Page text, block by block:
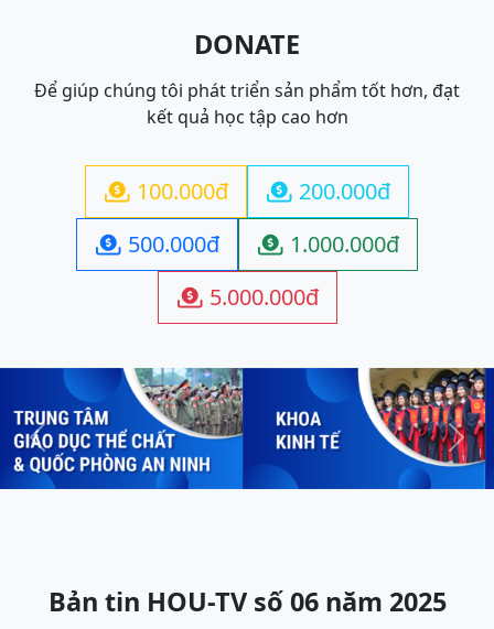
DONATE
Để giúp chúng tôi phát triển sản phẩm tốt hơn, đạt
kết quả học tập cao hơn
 100.000đ  200.000đ
 500.000đ  1.000.000đ
 5.000.000đ
Previous Next
Bản tin HOU-TV số 06 năm 2025